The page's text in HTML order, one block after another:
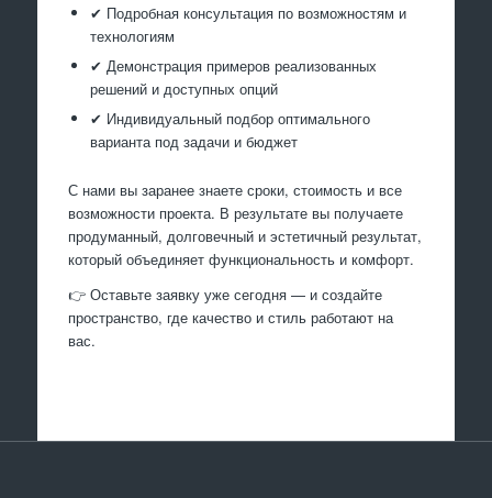
✔ Подробная консультация по возможностям и
технологиям
✔ Демонстрация примеров реализованных
решений и доступных опций
✔ Индивидуальный подбор оптимального
варианта под задачи и бюджет
С нами вы заранее знаете сроки, стоимость и все
возможности проекта. В результате вы получаете
продуманный, долговечный и эстетичный результат,
который объединяет функциональность и комфорт.
👉 Оставьте заявку уже сегодня — и создайте
пространство, где качество и стиль работают на
вас.